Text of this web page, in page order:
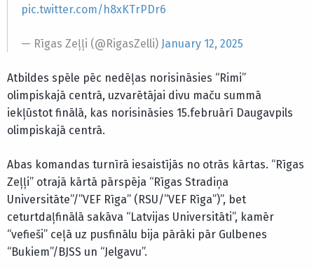
pic.twitter.com/h8xKTrPDr6
— Rīgas Zeļļi (@RigasZelli) January 12, 2025
Atbildes spēle pēc nedēļas norisināsies “Rimi”
olimpiskajā centrā, uzvarētājai divu maču summā
iekļūstot finālā, kas norisināsies 15.februārī Daugavpils
olimpiskajā centrā.
Abas komandas turnīrā iesaistījās no otrās kārtas. “Rīgas
Zeļļi” otrajā kārtā pārspēja “Rīgas Stradiņa
Universitāte”/”VEF Rīga” (RSU/”VEF Rīga”)”, bet
ceturtdaļfinālā sakāva “Latvijas Universitāti”, kamēr
“vefieši” ceļā uz pusfinālu bija pārāki pār Gulbenes
“Bukiem”/BJSS un “Jelgavu”.